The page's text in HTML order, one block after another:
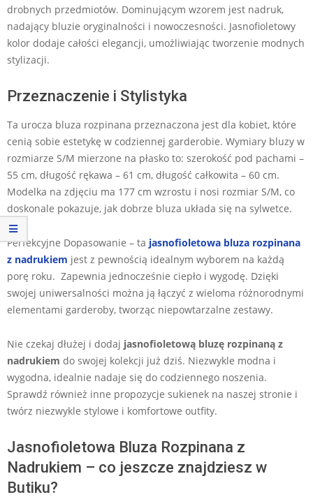
drobnych przedmiotów. Dominującym wzorem jest nadruk,
nadający bluzie oryginalności i nowoczesności. Jasnofioletowy
kolor dodaje całości elegancji, umożliwiając tworzenie modnych
stylizacji.
Przeznaczenie i Stylistyka
Ta urocza bluza rozpinana przeznaczona jest dla kobiet, które
cenią sobie estetykę w codziennej garderobie. Wymiary bluzy w
rozmiarze S/M mierzone na płasko to: szerokość pod pachami –
55 cm, długość rękawa – 61 cm, długość całkowita – 60 cm.
Modelka na zdjęciu ma 177 cm wzrostu i nosi rozmiar S/M, co
doskonale pokazuje, jak dobrze bluza układa się na sylwetce.
Perfekcyjne Dopasowanie – ta jasnofioletowa bluza rozpinana
z nadrukiem jest z pewnością idealnym wyborem na każdą
porę roku. Zapewnia jednocześnie ciepło i wygodę. Dzięki
swojej uniwersalności można ją łączyć z wieloma różnorodnymi
elementami garderoby, tworząc niepowtarzalne zestawy.
Nie czekaj dłużej i dodaj jasnofioletową bluzę rozpinaną z
nadrukiem do swojej kolekcji już dziś. Niezwykle modna i
wygodna, idealnie nadaje się do codziennego noszenia.
Sprawdź również inne propozycje sukienek na naszej stronie i
twórz niezwykle stylowe i komfortowe outfity.
Jasnofioletowa Bluza Rozpinana z
Nadrukiem – co jeszcze znajdziesz w
Butiku?